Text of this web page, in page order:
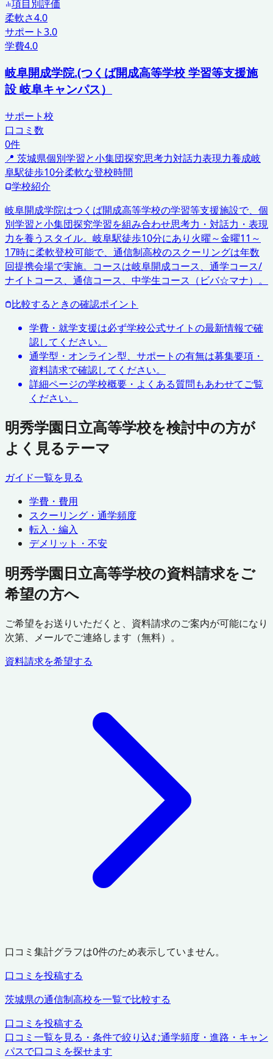
項目別評価
柔軟さ4.0
サポート3.0
学費4.0
岐阜開成学院.(つくば開成高等学校 学習等支援施
設 岐阜キャンパス）
サポート校
口コミ数
0件
📍 茨城県個別学習と小集団探究思考力対話力表現力養成岐
阜駅徒歩10分柔軟な登校時間
学校紹介
岐阜開成学院はつくば開成高等学校の学習等支援施設で、個
別学習と小集団探究学習を組み合わせ思考力・対話力・表現
力を養うスタイル。岐阜駅徒歩10分にあり火曜～金曜11～
17時に柔軟登校可能で、通信制高校のスクーリングは年数
回提携会場で実施。コースは岐阜開成コース、通学コース/
ナイトコース、通信コース、中学生コース（ビバ☆マナ）。
比較するときの確認ポイント
学費・就学支援は必ず学校公式サイトの最新情報で確
認してください。
通学型・オンライン型、サポートの有無は募集要項・
資料請求で確認してください。
詳細ページの学校概要・よくある質問もあわせてご覧
ください。
明秀学園日立高等学校を検討中の方が
よく見るテーマ
ガイド一覧を見る
学費・費用
スクーリング・通学頻度
転入・編入
デメリット・不安
明秀学園日立高等学校の資料請求をご
希望の方へ
ご希望をお送りいただくと、資料請求のご案内が可能になり
次第、メールでご連絡します（無料）。
資料請求を希望する
口コミ集計グラフは0件のため表示していません。
口コミを投稿する
茨城県の通信制高校を一覧で比較する
口コミを投稿する
口コミ一覧を見る・条件で絞り込む通学頻度・進路・キャン
パスで口コミを探せます